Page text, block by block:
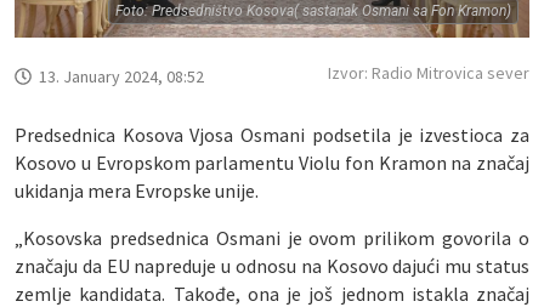
Foto: Predsedništvo Kosova( sastanak Osmani sa Fon Kramon)
13. January 2024, 08:52 Izvor: Radio Mitrovica sever
Predsednica Kosova Vjosa Osmani podsetila je izvestioca za
Kosovo u Evropskom parlamentu Violu fon Kramon na značaj
ukidanja mera Evropske unije.
„Kosovska predsednica Osmani je ovom prilikom govorila o
značaju da EU napreduje u odnosu na Kosovo dajući mu status
zemlje kandidata. Takođe, ona je još jednom istakla značaj